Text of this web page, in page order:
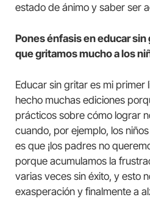
estado de ánimo y saber ser
Pones énfasis en educar
que gritamos mucho a los
Educar sin gritar es mi primer
hecho muchas ediciones
prácticos sobre cómo lograr
cuando, por ejemplo, los
es que ¡los padres no
porque acumulamos la
varias veces sin éxito, y esto
exasperación y finalmente a